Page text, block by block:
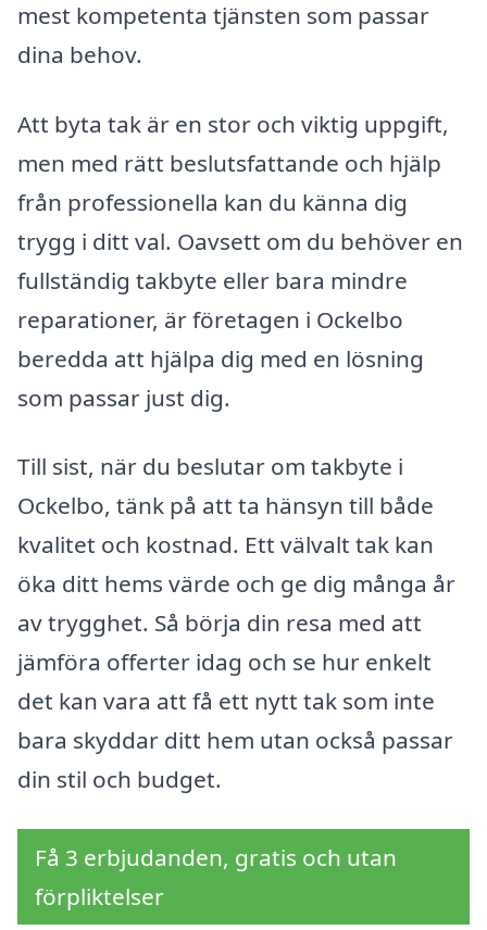
mest kompetenta tjänsten som passar
dina behov.
Att byta tak är en stor och viktig uppgift,
men med rätt beslutsfattande och hjälp
från professionella kan du känna dig
trygg i ditt val. Oavsett om du behöver en
fullständig takbyte eller bara mindre
reparationer, är företagen i Ockelbo
beredda att hjälpa dig med en lösning
som passar just dig.
Till sist, när du beslutar om takbyte i
Ockelbo, tänk på att ta hänsyn till både
kvalitet och kostnad. Ett välvalt tak kan
öka ditt hems värde och ge dig många år
av trygghet. Så börja din resa med att
jämföra offerter idag och se hur enkelt
det kan vara att få ett nytt tak som inte
bara skyddar ditt hem utan också passar
din stil och budget.
Få 3 erbjudanden, gratis och utan
förpliktelser